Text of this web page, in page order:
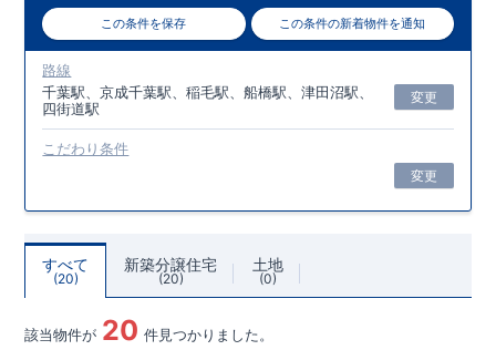
この条件を保存 この条件の新着物件を通知
路線
千葉駅、京成千葉駅、稲毛駅、船橋駅、津田沼駅、
四街道駅
変更
こだわり条件
変更
すべて
20
新築分譲住宅
20
土地
0
該当物件が 20 件見つかりました。